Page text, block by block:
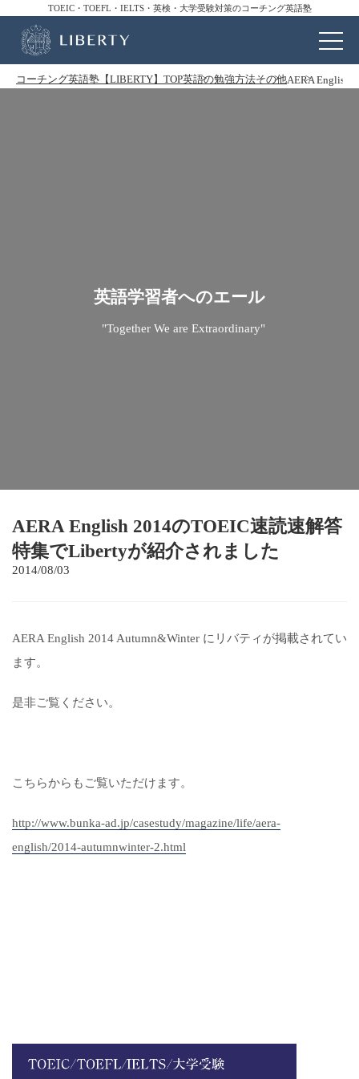
TOEIC・TOEFL・IELTS・英検・大学受験対策のコーチング英語塾
コーチング英語塾【LIBERTY】TOP英語の勉強方法その他AERA English
英語学習者へのエール
"Together We are Extraordinary"
AERA English 2014のTOEIC速読速解答
特集でLibertyが紹介されました
2014/08/03
AERA English 2014 Autumn&Winter にリバティが掲載されてい
ます。
是非ご覧ください。
こちらからもご覧いただけます。
http://www.bunka-ad.jp/casestudy/magazine/life/aera-
english/2014-autumnwinter-2.html